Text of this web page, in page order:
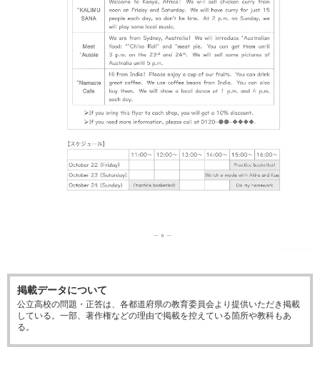
掲載データについて
公立高校の問題・正答は、各都道府県の教育委員会より提供いただき掲載
している。一部、著作権などの理由で掲載を控えている箇所や教科もあ
る。